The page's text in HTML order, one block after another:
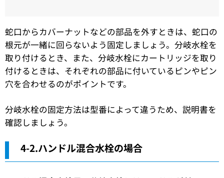
蛇口からカバーナットなどの部品を外すときは、蛇口の
根元が一緒に回らないよう固定しましょう。分岐水栓を
取り付けるとき、また、分岐水栓にカートリッジを取り
付けるときは、それぞれの部品に付いているピンやピン
穴を合わせるのがポイントです。
分岐水栓の固定方法は型番によって違うため、説明書を
確認しましょう。
4-2.ハンドル混合水栓の場合